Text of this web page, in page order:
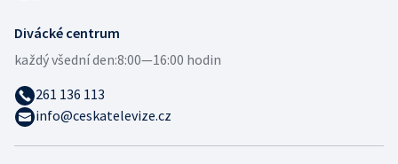
Divácké centrum
každý všední den:8:00—16:00 hodin
261 136 113
info@ceskatelevize.cz